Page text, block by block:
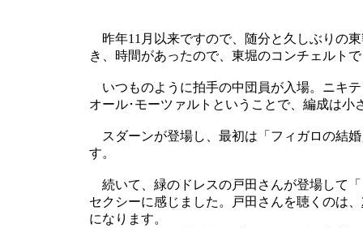
昨年11月以来ですので、随分と久しぶりの
き、時間があったので、東堀のコンチェルト
いつものように拍手の中団員が入場。ニキ
オール･モーツァルトということで、編成は小
スダーンが登場し、最初は「フィガロの結
す。
続いて、緑のドレスの戸田さんが登場して
セクシーに感じました。戸田さんを聴くのは、
になります。